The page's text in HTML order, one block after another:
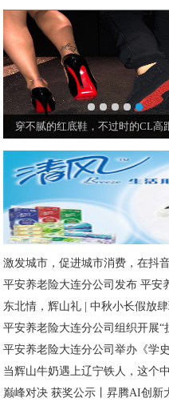
穿不腻的红底鞋，不过时的CL高
激发城市，促进城市消费，在抖
平安养老险大连分公司发布 平安
东北情，辉山礼 | 中秋小长假放
平安养老险大连分公司组织开展“
平安养老险大连分公司举办《学
当辉山牛奶遇上辽宁铁人，这个
巅峰对决 获奖公示丨昇腾AI创新